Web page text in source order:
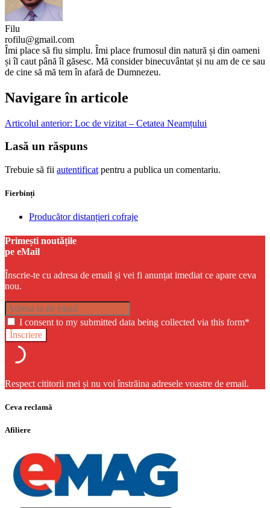
Filu
rofilu@gmail.com
Îmi place să fiu simplu. Îmi place frumosul din natură și din oameni
și îl caut până îl găsesc. Mă consider binecuvântat și nu am de ce sau
de cine să mă tem în afară de Dumnezeu.
Navigare în articole
Articolul anterior: Loc de vizitat – Cetatea Neamțului
Lasă un răspuns
Trebuie să fii autentificat pentru a publica un comentariu.
Fierbinți
Producător distanțieri cofraje
Primești noutățile
pe eMail
Înscrie-te cu adresa de email și vei fi anunțat imediat ce apare ceva
nou.
I consent to my submitted data being collected via this form*
Respect cititorii mei și nu voi înstrăina adresele voastre de email.
Ceva reclamă
Afiliere